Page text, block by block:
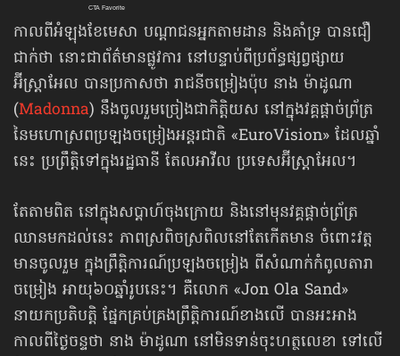
កាលពីអំឡុងខែមេសា បណ្ដាជនអ្នកតាមដាន និងគាំទ្រ បានជឿ
ជាក់ថា នោះជាព័ត៌មានផ្លូវការ នៅបន្ទាប់ពីប្រព័ន្ធ​ផ្សព្វផ្សាយ
អ៊ីស្ត្រាអែល បានប្រកាសថា រាជនីចម្រៀងប៉ុប នាង ម៉ាដូណា
(Madonna) នឹងចូលរួមច្រៀង​​ជាកិត្តិយស នៅក្នុងវគ្គផ្ដាច់ព្រ័ត្រ
នៃមហោស្រព​ប្រឡងចម្រៀង​អន្តរជាតិ «EuroVision» ដែលឆ្នាំ
នេះ ប្រព្រឹត្តិទៅ​ក្នុងរដ្ឋធានី តែលអាវីល ប្រទេសអ៊ីស្ត្រាអែល។
តែតាមពិត នៅក្នុងសប្ដាហ៍ចុងក្រោយ និងនៅមុនវគ្គផ្ដាច់ព្រ័ត្រ
ឈានមកដល់នេះ ភាពស្រពិចស្រពិល​នៅតែកើតមាន ចំពោះវត្ត
មាន​ចូលរួម ក្នុងព្រឹត្តិការណ៍ប្រឡងចម្រៀង ពីសំណាក់​កំពូលតារា
ចម្រៀង អាយុ​៦០ឆ្នាំរូបនេះ។ គឺលោក «Jon Ola Sand»
នាយកប្រតិបត្តិ ផ្នែកគ្រប់គ្រងព្រឹត្តិការណ៍ខាងលើ បានអះអាង
កាលពីថ្ងៃចន្ទថា នាង ម៉ាដូណា នៅមិនទាន់ចុះហត្ថលេខា ទៅលើ